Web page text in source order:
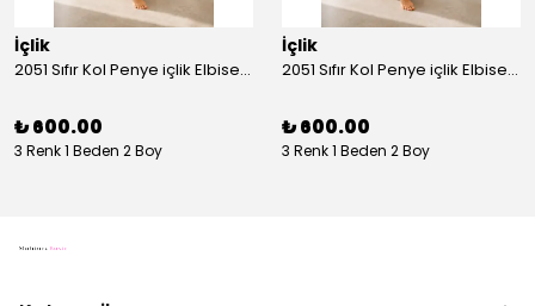
İçlik
2051 Sıfır Kol Penye içlik Elbise - Ekru
₺ 600.00
3 Renk 1 Beden 2 Boy
İçlik
2051 Sıfır Kol Penye içlik Elbise - Siyah
₺ 600.00
3 Renk 1 Beden 2 Boy